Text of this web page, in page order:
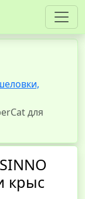
для
крыс